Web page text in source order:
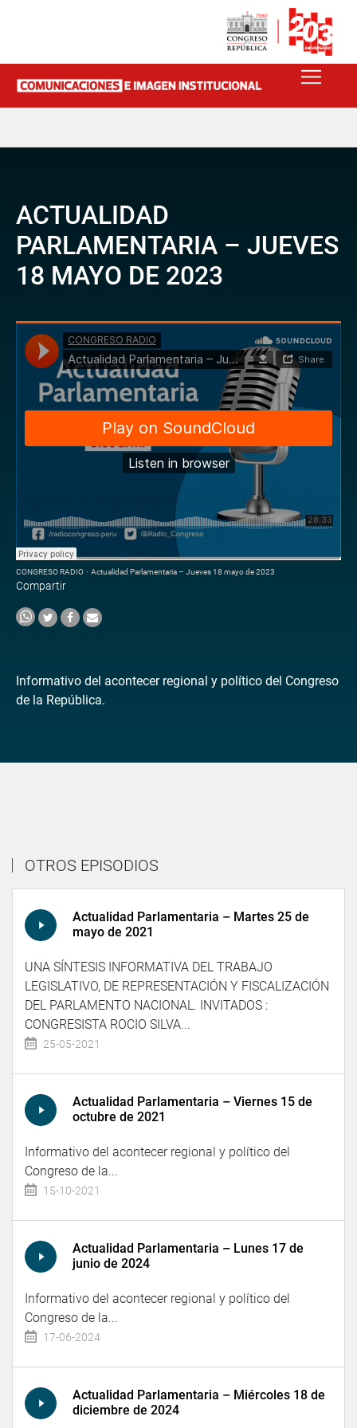
ACTUALIDAD
PARLAMENTARIA – JUEVES
18 MAYO DE 2023
CONGRESO RADIO · Actualidad Parlamentaria – Jueves 18 mayo de 2023
Compartir
Informativo del acontecer regional y político del Congreso
de la República.
OTROS EPISODIOS
Actualidad Parlamentaria – Martes 25 de
mayo de 2021
UNA SÍNTESIS INFORMATIVA DEL TRABAJO
LEGISLATIVO, DE REPRESENTACIÓN Y FISCALIZACIÓN
DEL PARLAMENTO NACIONAL. INVITADOS :
CONGRESISTA ROCIO SILVA...
25-05-2021
Actualidad Parlamentaria – Viernes 15 de
octubre de 2021
Informativo del acontecer regional y político del
Congreso de la...
15-10-2021
Actualidad Parlamentaria – Lunes 17 de
junio de 2024
Informativo del acontecer regional y político del
Congreso de la...
17-06-2024
Actualidad Parlamentaria – Miércoles 18 de
diciembre de 2024